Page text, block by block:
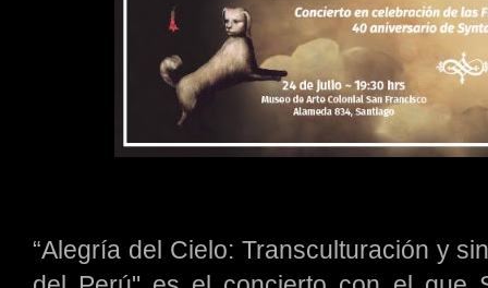
“Alegría del Cielo: Transculturación y